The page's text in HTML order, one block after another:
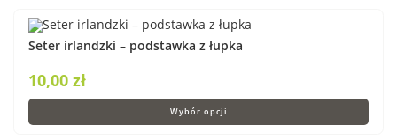
Seter irlandzki – podstawka z łupka
10,00zł
Wybór opcji